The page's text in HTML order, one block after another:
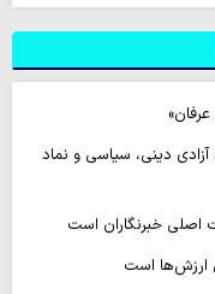
دینی، سیاسی و نماد
اصلی خبرنگاران است
ارزش‌ها است